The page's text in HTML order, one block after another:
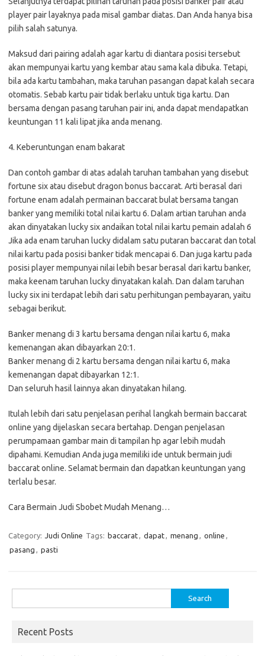
player pair layaknya pada misal gambar diatas. Dan Anda hanya bisa
pilih salah satunya.
Maksud dari pairing adalah agar kartu di diantara posisi tersebut
akan mempunyai kartu yang kembar atau sama kala dibuka. Tetapi,
bila ada kartu tambahan, maka taruhan pasangan dapat kalah secara
otomatis. Sebab kartu pair tidak berlaku untuk tiga kartu. Dan
bersama dengan pasang taruhan pair ini, anda dapat mendapatkan
keuntungan 11 kali lipat jika anda menang.
4. Keberuntungan enam bakarat
Dan contoh gambar di atas adalah taruhan tambahan yang disebut
fortune six atau disebut dragon bonus baccarat. Arti berasal dari
fortune enam adalah permainan baccarat bulat bersama tangan
banker yang memiliki total nilai kartu 6. Dalam artian taruhan anda
akan dinyatakan lucky six andaikan total nilai kartu pemain adalah 6
Jika ada enam taruhan lucky didalam satu putaran baccarat dan total
nilai kartu pada posisi banker tidak mencapai 6. Dan juga kartu pada
posisi player mempunyai nilai lebih besar berasal dari kartu banker,
maka keenam taruhan lucky dinyatakan kalah. Dan dalam taruhan
lucky six ini terdapat lebih dari satu perhitungan pembayaran, yaitu
sebagai berikut.
Banker menang di 3 kartu bersama dengan nilai kartu 6, maka
kemenangan akan dibayarkan 20:1.
Banker menang di 2 kartu bersama dengan nilai kartu 6, maka
kemenangan dapat dibayarkan 12:1.
Dan seluruh hasil lainnya akan dinyatakan hilang.
Itulah lebih dari satu penjelasan perihal langkah bermain baccarat
online yang dijelaskan secara bertahap. Dengan penjelasan
perumpamaan gambar main di tampilan hp agar lebih mudah
dipahami. Kemudian Anda juga memiliki ide untuk bermain judi
baccarat online. Selamat bermain dan dapatkan keuntungan yang
terlalu besar.
Cara Bermain Judi Sbobet Mudah Menang…
Category: Judi Online Tags: baccarat dapat menang online
pasang
pasti
for:
Recent Posts